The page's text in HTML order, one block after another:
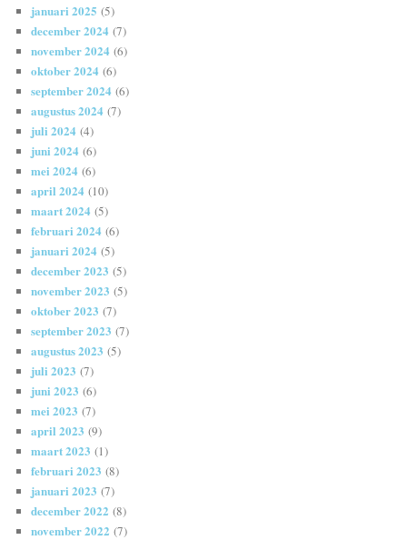
januari 2025 (5)
december 2024 (7)
november 2024 (6)
oktober 2024 (6)
september 2024 (6)
augustus 2024 (7)
juli 2024 (4)
juni 2024 (6)
mei 2024 (6)
april 2024 (10)
maart 2024 (5)
februari 2024 (6)
januari 2024 (5)
december 2023 (5)
november 2023 (5)
oktober 2023 (7)
september 2023 (7)
augustus 2023 (5)
juli 2023 (7)
juni 2023 (6)
mei 2023 (7)
april 2023 (9)
maart 2023 (1)
februari 2023 (8)
januari 2023 (7)
december 2022 (8)
november 2022 (7)